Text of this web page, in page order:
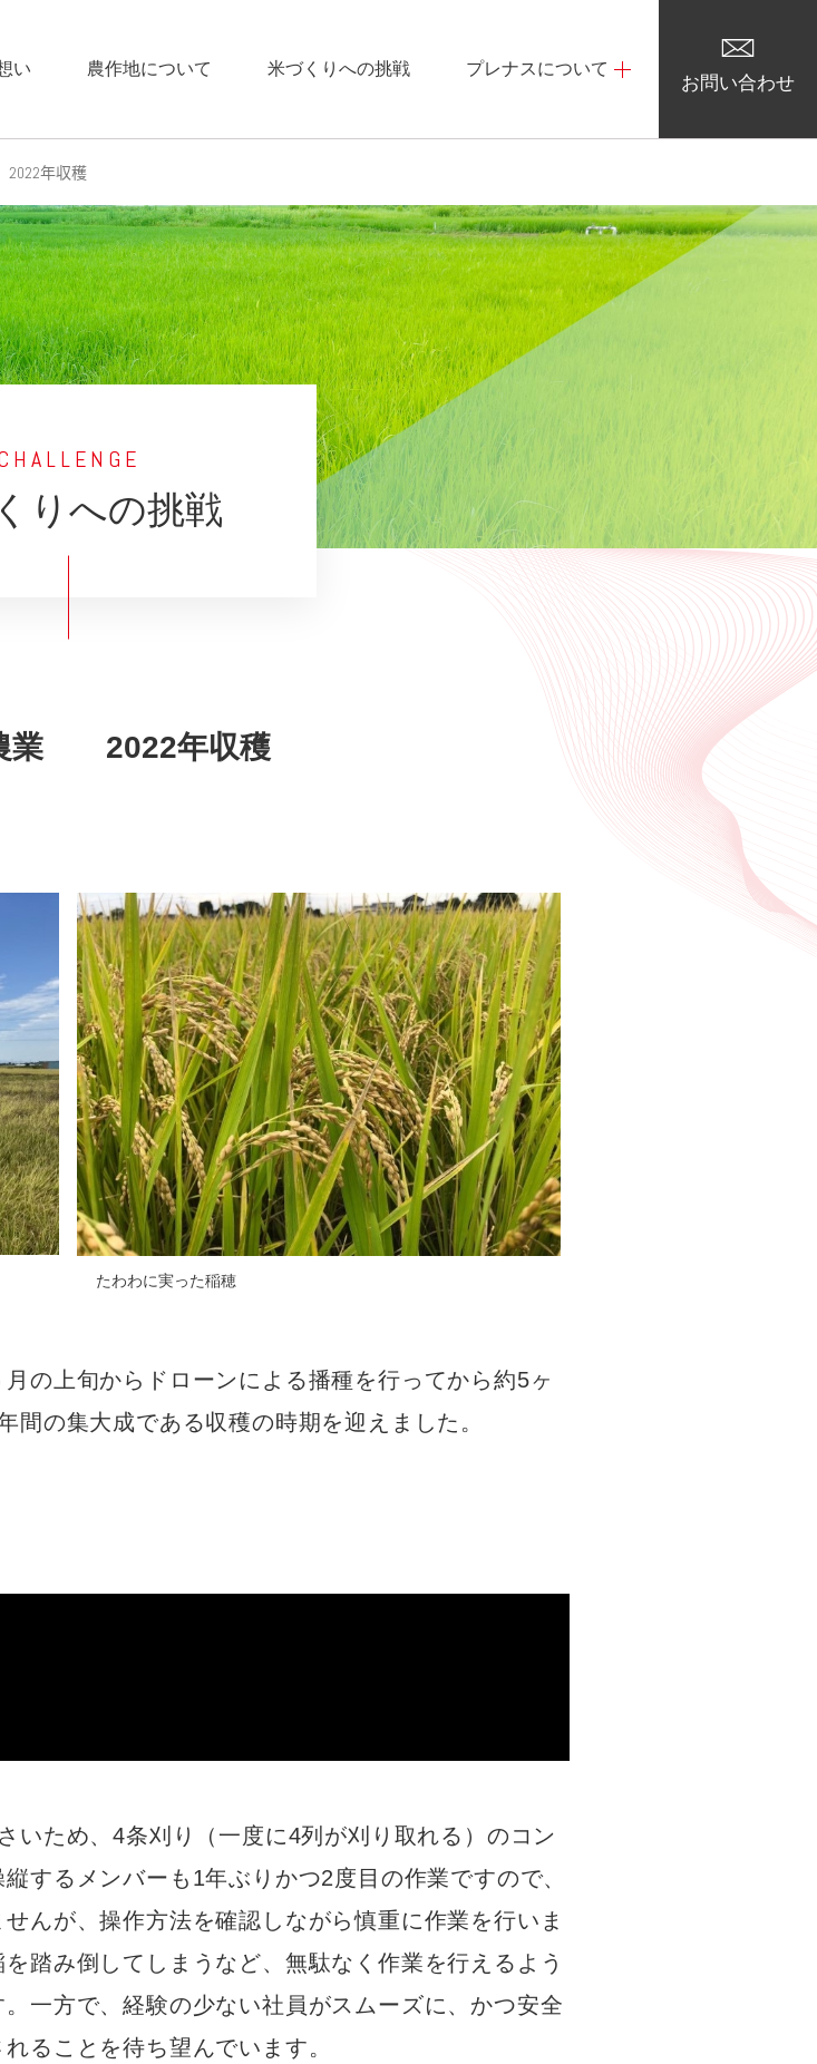
い 農作地について 米づくりへの挑戦 プレナスについて
お問い合わせ
年収穫
りへの挑戦
農業 2022年収穫
たわわに実った稲穂
の上旬からドローンによる播種を行ってから約5ヶ
間の集大成である収穫の時期を迎えました。
いため、4条刈り（一度に4列が刈り取れる）のコン
するメンバーも1年ぶりかつ2度目の作業ですので、
んが、操作方法を確認しながら慎重に作業を行いま
踏み倒してしまうなど、無駄なく作業を行えるよう
一方で、経験の少ない社員がスムーズに、かつ安全
ることを待ち望んでいます。